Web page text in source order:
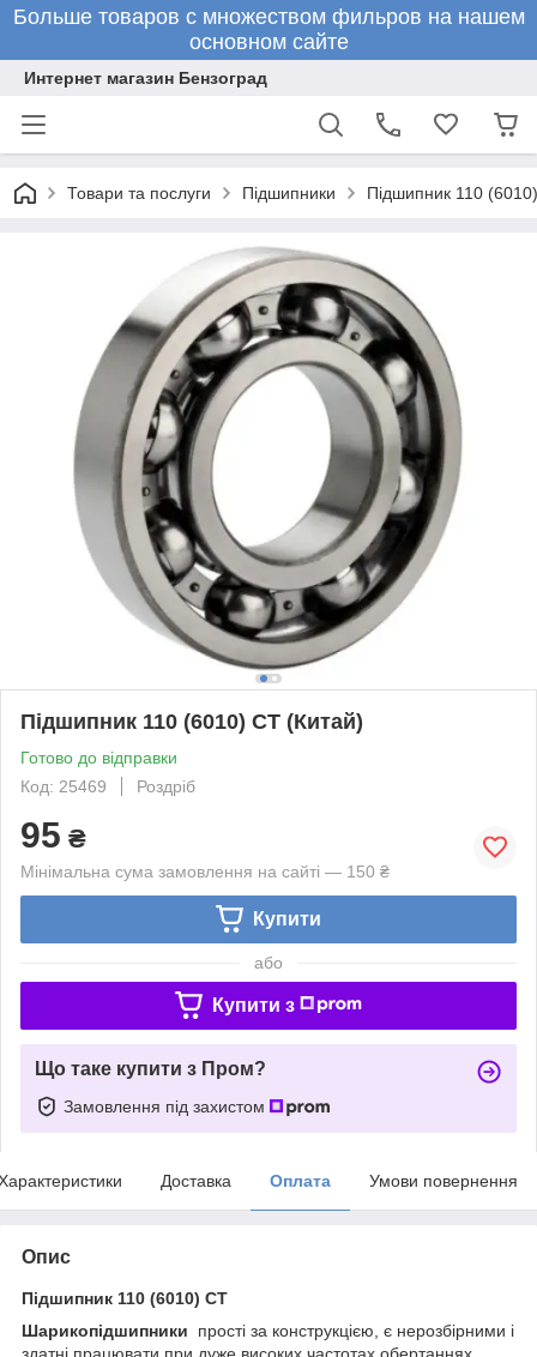
Больше товаров с множеством фильров на нашем
основном сайте
Интернет магазин Бензоград
Товари та послуги Підшипники Підшипник 110
Підшипник 110 (6010) CT (Китай)
Готово до відправки
Код: 25469
Роздріб
95 ₴
Мінімальна сума замовлення на сайті — 150 ₴
Купити
або
Купити з
Що таке купити з Пром?
Замовлення під захистом
Доставка Оплата Умови повернення
Опис
Підшипник 110 (6010) CT
Шарикопідшипники прості за конструкцією, є нерозбірними і
здатні працювати при дуже високих частотах обертаннях.